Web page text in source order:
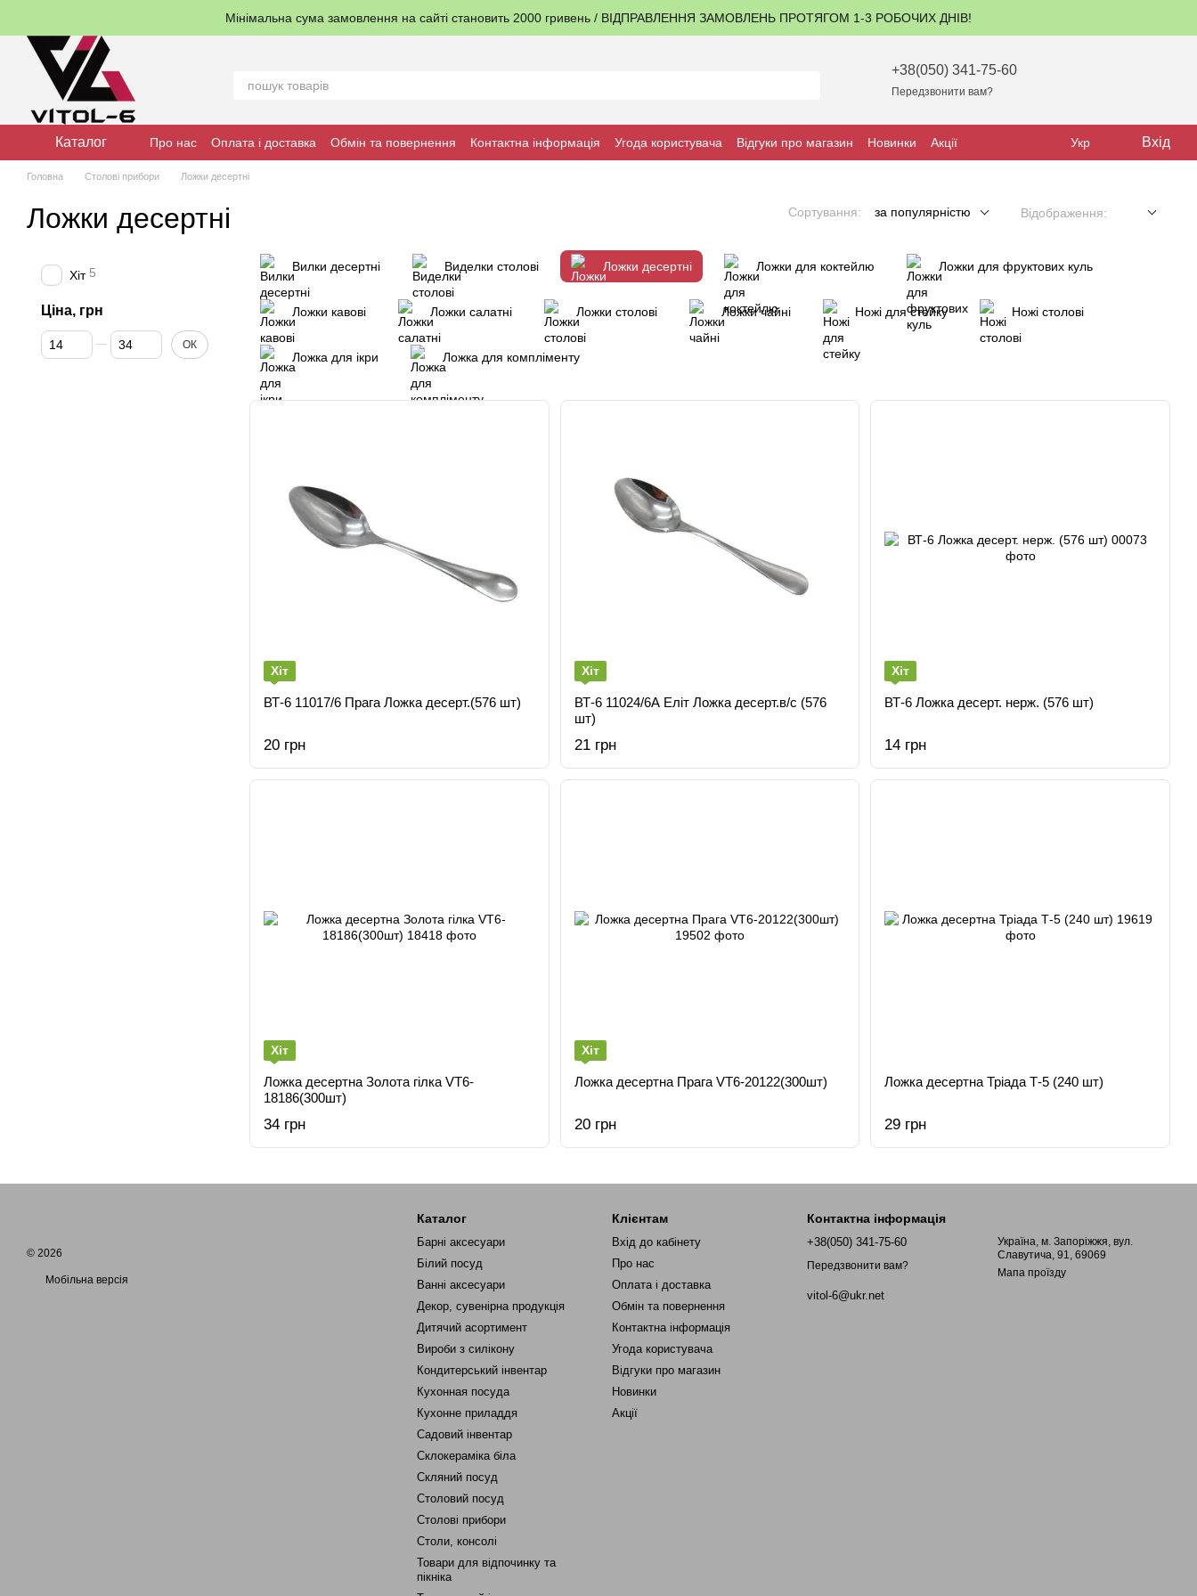
Мінімальна сума замовлення на сайті становить 2000 гривень / ВІДПРАВЛЕННЯ ЗАМОВЛЕНЬ ПРОТЯГОМ 1-3 РОБОЧИХ ДНІВ!
+38(050) 341-75-60
Передзвонити вам?
Каталог Про нас Оплата і доставка Обмін та повернення Контактна інформація Угода користувача Відгуки про магазин Новинки Акції Укр Вхід
Головна Столові прибори Ложки десертні
Ложки десертні Сортування: за популярністю Відображення:
Вилки десертні Виделки столові Ложки десертні Ложки для коктейлю Ложки для фруктових куль
Ложки кавові Ложки салатні Ложки столові Ложки чайні Ножі для стейку Ножі столові
Ложка для ікри Ложка для компліменту
Хіт
ВТ-6 11017/6 Прага Ложка десерт.(576 шт)
20 грн
Хіт
ВТ-6 11024/6А Еліт Ложка десерт.в/с (576
шт)
21 грн
Хіт
ВТ-6 Ложка десерт. нерж. (576 шт)
14 грн
Хіт
Ложка десертна Золота гілка VT6-
18186(300шт)
34 грн
Хіт
Ложка десертна Прага VT6-20122(300шт)
20 грн
Ложка десертна Тріада Т-5 (240 шт)
29 грн
Хіт 5
Ціна, грн
Від Ціна, грн
До Ціна, грн ОК
© 2026
Мобільна версія
Каталог
Барні аксесуари
Білий посуд
Ванні аксесуари
Декор, сувенірна продукція
Дитячий асортимент
Вироби з силікону
Кондитерський інвентар
Кухонная посуда
Кухонне приладдя
Садовий інвентар
Склокераміка біла
Скляний посуд
Столовий посуд
Столові прибори
Столи, консолі
Товари для відпочинку та
пікніка
Клієнтам
Вхід до кабінету
Про нас
Оплата і доставка
Обмін та повернення
Контактна інформація
Угода користувача
Відгуки про магазин
Новинки
Акції
Контактна інформація
+38(050) 341-75-60
Передзвонити вам?
vitol-6@ukr.net
Україна, м. Запоріжжя, вул.
Славутича, 91, 69069
Мапа проїзду